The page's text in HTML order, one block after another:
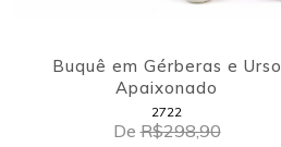
Buquê em Gérberas e Urso
Apaixonado
2722
De R$298,90